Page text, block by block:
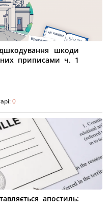
шкоди
приписами ч. 1
0
апостиль: